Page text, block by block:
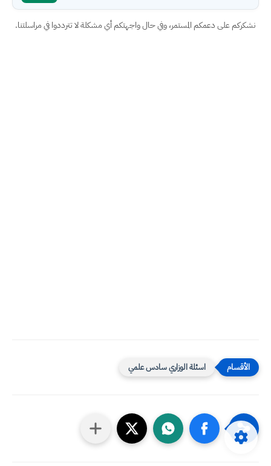
نشكركم على دعمكم المستمر، وفي حال واجهتكم أي مشكلة لا تترددوا في مراسلتنا.
اسئلة الوزاري سادس علمي